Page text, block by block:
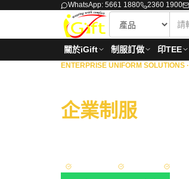
WhatsApp: 5661 1880 2360 1900
關於iGift 制服訂做 印TEE
ENTERPRISE UNIFORM SOLUTIONS ·
企業制服